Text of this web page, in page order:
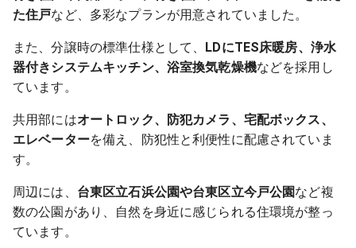
た住戸など、多彩なプランが用意されていました。
また、分譲時の標準仕様として、 LDにTES床暖房、浄水
器付きシステムキッチン、浴室換気乾燥機などを採用し
ています。
共用部にはオートロック、防犯カメラ、宅配ボックス、
エレベーターを備え、防犯性と利便性に配慮されていま
す。
周辺には、 台東区立石浜公園や台東区立今戸公園など複
数の公園があり、自然を身近に感じられる住環境が整っ
ています。